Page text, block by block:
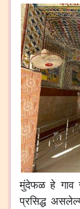
मुंदेफळ हे गाव
प्रसिद्ध